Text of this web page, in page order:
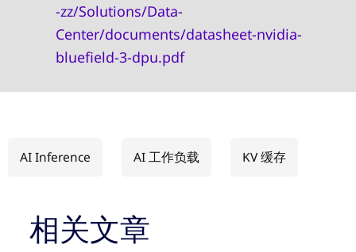
-zz/Solutions/Data-
Center/documents/datasheet-nvidia-
bluefield-3-dpu.pdf
AI Inference AI 工作负载 KV 缓存
相关文章